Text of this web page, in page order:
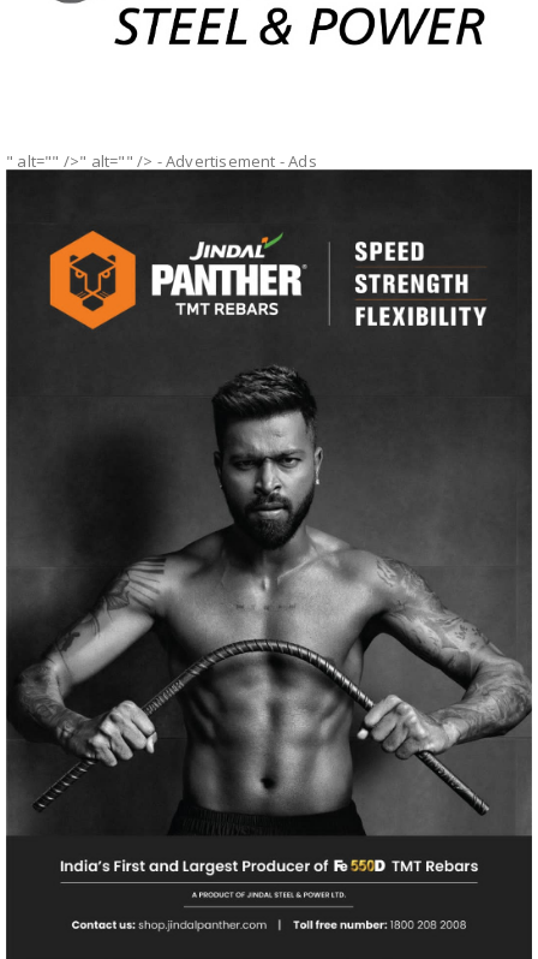
" alt="" />" alt="" /> - Advertisement -Ads